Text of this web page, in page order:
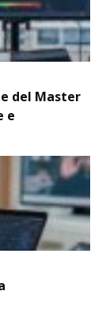
del Master
e